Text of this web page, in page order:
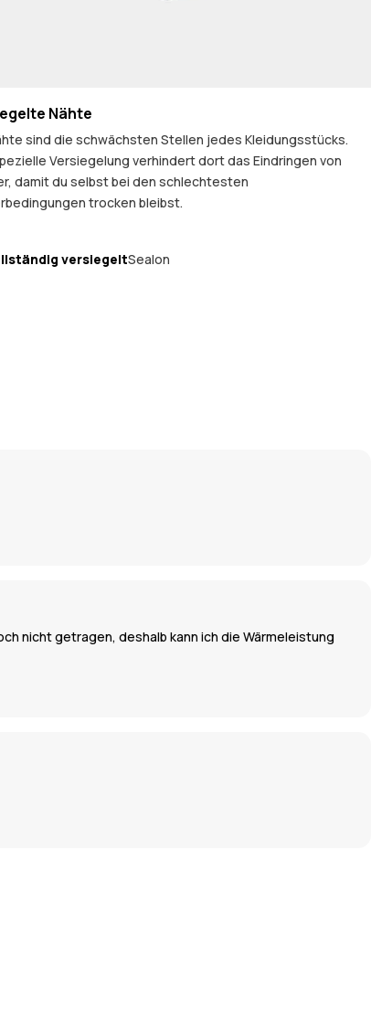
Nähte
sind die schwächsten Stellen jedes Kleidungsstücks.
Versiegelung verhindert dort das Eindringen von
damit du selbst bei den schlechtesten
trocken bleibst.
versiegeltSealon
nicht getragen, deshalb kann ich die Wärmeleistung